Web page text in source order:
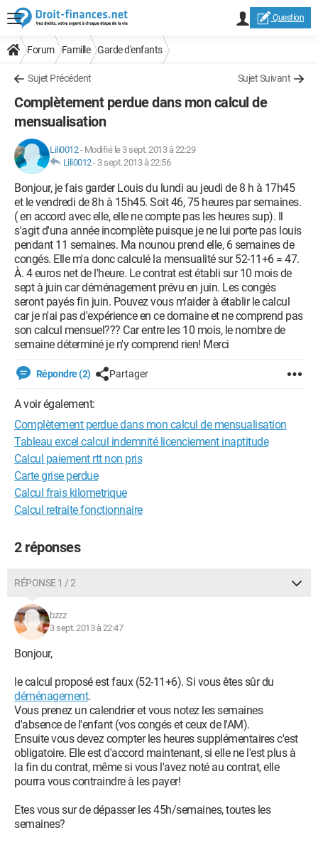
Question
Forum Famille Garde d'enfants
Sujet Précédent Sujet Suivant
Complètement perdue dans mon calcul de
mensualisation
Lili0012- Modifié le 3 sept. 2013 à 22:29
Lili0012- 3 sept. 2013 à 22:56
Bonjour, je fais garder Louis du lundi au jeudi de 8 h à 17h45
et le vendredi de 8h à 15h45. Soit 46, 75 heures par semaines.
( en accord avec elle, elle ne compte pas les heures sup). Il
s'agit d'una année incomplète puisque je ne lui porte pas louis
pendant 11 semaines. Ma nounou prend elle, 6 semaines de
congés. Elle m'a donc calculé la mensualité sur 52-11+6 = 47.
À. 4 euros net de l'heure. Le contrat est établi sur 10 mois de
sept à juin car déménagement prévu en juin. Les congés
seront payés fin juin. Pouvez vous m'aider à établir le calcul
car je n'ai pas d'expérience en ce domaine et ne comprend pas
son calcul mensuel??? Car entre les 10 mois, le nombre de
semaine déterminé je n'y comprend rien! Merci
Répondre (2) Partager
A voir également:
Complètement perdue dans mon calcul de mensualisation
Tableau excel calcul indemnité licenciement inaptitude
Calcul paiement rtt non pris
Carte grise perdue
Calcul frais kilometrique
Calcul retraite fonctionnaire
2 réponses
RÉPONSE 1 / 2
bzzz
3 sept. 2013 à 22:47
Bonjour,
le calcul proposé est faux (52-11+6). Si vous êtes sûr du
déménagement.
Vous prenez un calendrier et vous notez les semaines
d'absence de l'enfant (vos congés et ceux de l'AM).
Ensuite vous devez compter les heures supplémentaires c'est
obligatoire. Elle est d'accord maintenant, si elle ne l'est plus à
la fin du contrat, même si vous l'avez noté au contrat, elle
pourra vous contraindre à les payer!
Etes vous sur de dépasser les 45h/semaines, toutes les
semaines?